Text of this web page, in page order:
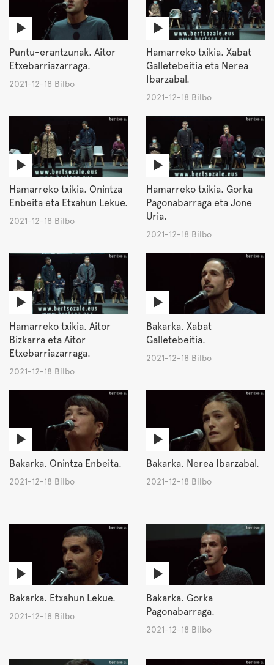
Puntu-erantzunak. Aitor
Etxebarriazarraga.
2021-12-18 Bilbo
Hamarreko txikia. Xabat
Galletebeitia eta Nerea
Ibarzabal.
2021-12-18 Bilbo
Hamarreko txikia. Onintza
Enbeita eta Etxahun Lekue.
2021-12-18 Bilbo
Hamarreko txikia. Gorka
Pagonabarraga eta Jone
Uria.
2021-12-18 Bilbo
Hamarreko txikia. Aitor
Bizkarra eta Aitor
Etxebarriazarraga.
2021-12-18 Bilbo
Bakarka. Xabat
Galletebeitia.
2021-12-18 Bilbo
Bakarka. Onintza Enbeita.
2021-12-18 Bilbo
Bakarka. Nerea Ibarzabal.
2021-12-18 Bilbo
Bakarka. Etxahun Lekue.
2021-12-18 Bilbo
Bakarka. Gorka
Pagonabarraga.
2021-12-18 Bilbo